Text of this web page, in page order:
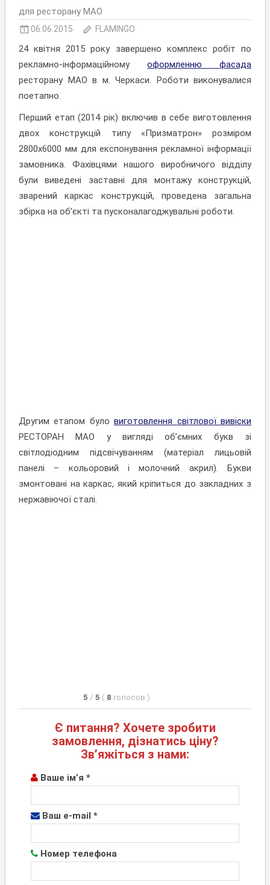
для ресторану МАО
06.06.2015 FLAMINGO
24 квітня 2015 року завершено комплекс робіт по
рекламно-інформаційному оформленню фасада
ресторану МАО в м. Черкаси. Роботи виконувалися
поетапно.
Перший етап (2014 рік) включив в себе виготовлення
двох конструкцій типу «Призматрон» розміром
2800х6000 мм для експонування рекламної інформації
замовника. Фахівцями нашого виробничого відділу
були виведені заставні для монтажу конструкцій,
зварений каркас конструкцій, проведена загальна
збірка на об’єкті та пусконалагоджувальні роботи.
Другим етапом буловиготовлення світлової вивіски
РЕСТОРАН МАО у вигляді об’ємних букв зі
світлодіодним підсвічуванням (матеріал лицьовій
панелі – кольоровий і молочний акрил). Букви
змонтовані на каркас, який кріпиться до закладних з
нержавіючої сталі.
5 / 5 ( 8 голосов )
Є питання? Хочете зробити
замовлення, дізнатись ціну?
Зв’яжіться з нами:
Ваше ім’я *
Ваш e-mail *
Номер телефона